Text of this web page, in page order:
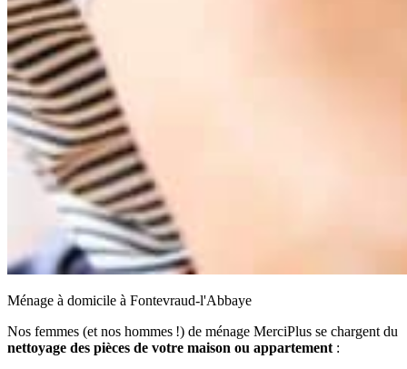
Ménage à domicile à Fontevraud-l'Abbaye
Nos femmes (et nos hommes !) de ménage MerciPlus se chargent du
nettoyage des pièces de votre maison ou appartement :